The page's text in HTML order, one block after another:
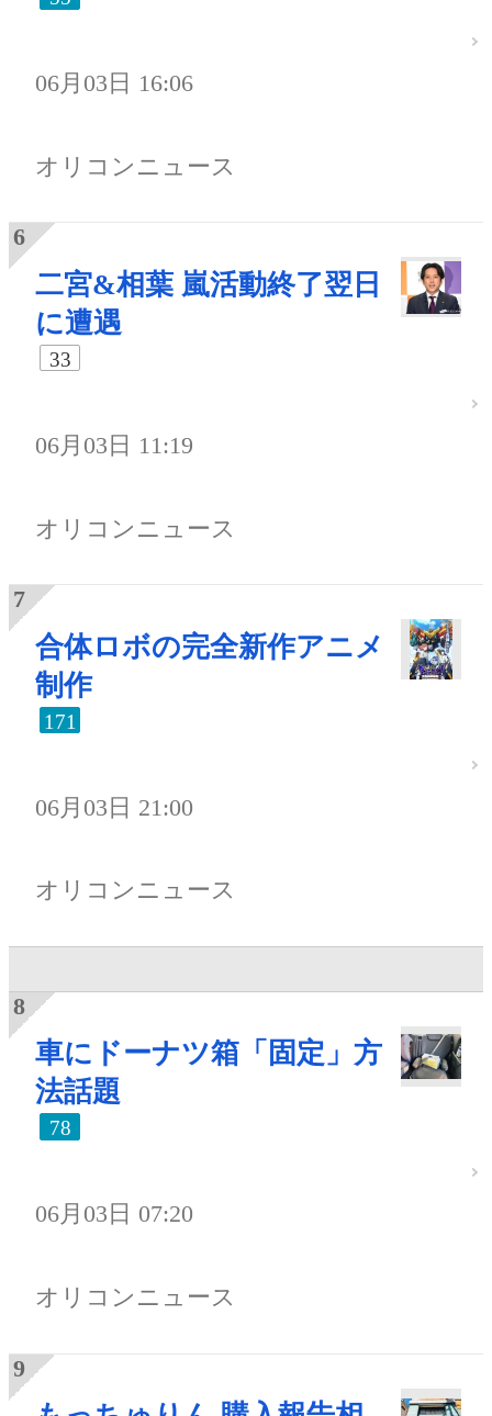
06月03日 16:06
オリコンニュース
二宮&相葉 嵐活動終了翌日
に遭遇
33
06月03日 11:19
オリコンニュース
合体ロボの完全新作アニメ
制作
171
06月03日 21:00
オリコンニュース
車にドーナツ箱「固定」方
法話題
78
06月03日 07:20
オリコンニュース